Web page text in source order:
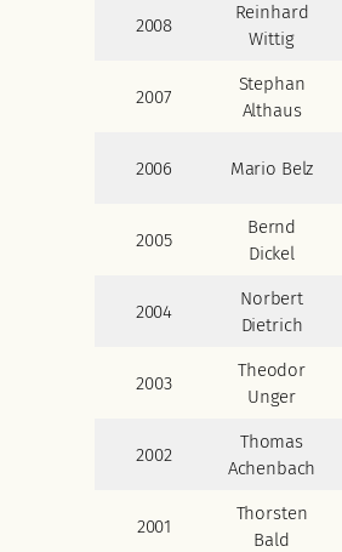
2008
Reinhard
Wittig
2007
Stephan
Althaus
2006 Mario Belz
2005
Bernd
Dickel
2004
Norbert
Dietrich
2003
Theodor
Unger
2002
Thomas
Achenbach
2001
Thorsten
Bald